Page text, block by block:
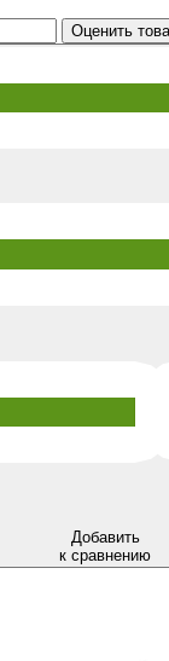
Добавить
к сравнению